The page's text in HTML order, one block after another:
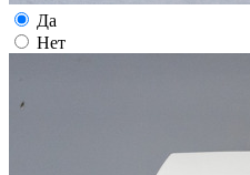
Да
Нет